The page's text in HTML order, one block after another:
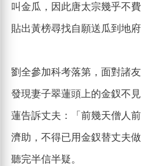
叫金瓜，因此唐太宗幾乎不
貼出黃榜尋找自願送瓜到地府
劉全參加科考落第，面對諸
發現妻子翠蓮頭上的金釵不
蓮告訴丈夫：「前幾天僧人
濟助，不得已用金釵替丈夫
聽完半信半疑。